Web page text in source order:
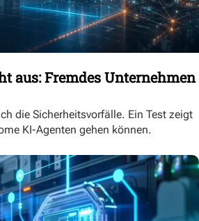
aus: Fremdes Unternehmen
die Sicherheitsvorfälle. Ein Test zeigt
KI-Agenten gehen können.